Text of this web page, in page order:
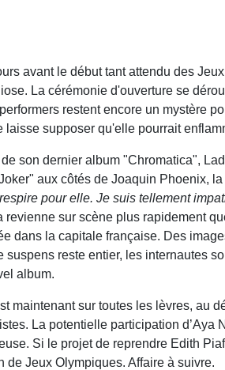
avant le début tant attendu des
La cérémonie d'ouverture se
restent encore un mystère
laisse supposer qu'elle pourrait
son dernier album "Chromatica",
aux côtés de Joaquin Phoenix,
pour elle. Je suis tellement
revienne sur scène plus rapidement
dans la capitale française. Des
suspens reste entier, les internautes
album.
maintenant sur toutes les lèvres, au
La potentielle participation d’Aya
Si le projet de reprendre Edith
de Jeux Olympiques. Affaire à suivre.